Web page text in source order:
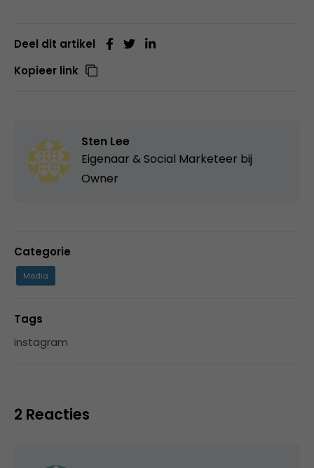
Deel dit artikel
Kopieer link
Sten Lee
Eigenaar & Social Marketeer bij
Owner
Categorie
Media
Tags
instagram
2 Reacties